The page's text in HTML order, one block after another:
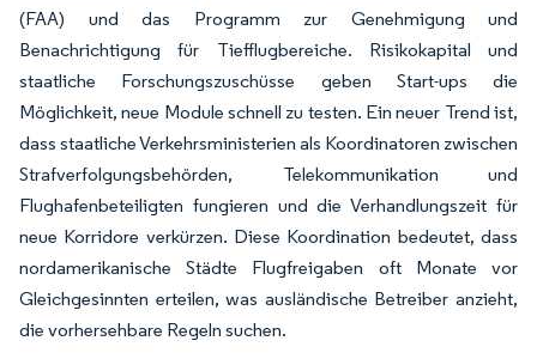
(FAA) und das Programm zur Genehmigung und
Benachrichtigung für Tiefflugbereiche. Risikokapital und
staatliche Forschungszuschüsse geben Start-ups die
Möglichkeit, neue Module schnell zu testen. Ein neuer Trend ist,
dass staatliche Verkehrsministerien als Koordinatoren zwischen
Strafverfolgungsbehörden, Telekommunikation und
Flughafenbeteiligten fungieren und die Verhandlungszeit für
neue Korridore verkürzen. Diese Koordination bedeutet, dass
nordamerikanische Städte Flugfreigaben oft Monate vor
Gleichgesinnten erteilen, was ausländische Betreiber anzieht,
die vorhersehbare Regeln suchen.